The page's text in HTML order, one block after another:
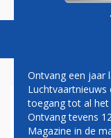
BOEING
Ontvang een jaar
Luchtvaartnieuws
toegang tot al het
Ontvang tevens
Magazine in de